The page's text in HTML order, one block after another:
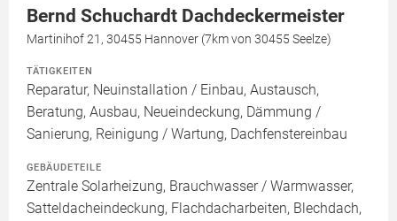
Bernd Schuchardt Dachdeckermeister
Martinihof 21, 30455 Hannover (7km von 30455 Seelze)
TÄTIGKEITEN
Reparatur, Neuinstallation / Einbau, Austausch,
Beratung, Ausbau, Neueindeckung, Dämmung /
Sanierung, Reinigung / Wartung, Dachfenstereinbau
GEBÄUDETEILE
Zentrale Solarheizung, Brauchwasser / Warmwasser,
Satteldacheindeckung, Flachdacharbeiten, Blechdach,